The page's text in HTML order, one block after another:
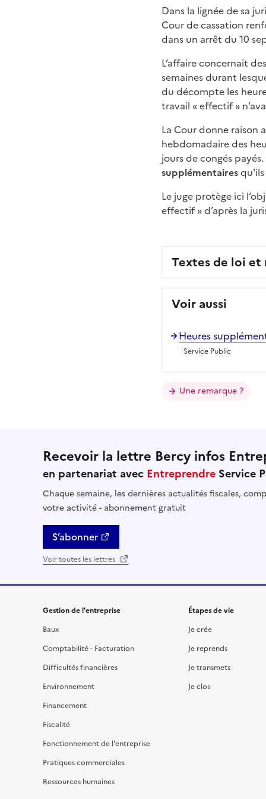
Dans la lignée de sa
Cour de cassation
dans un arrêt du 10
L’affaire concernait
semaines durant
du décompte les
travail « effectif »
La Cour donne raison
hebdomadaire des
jours de congés
supplémentaires
Le juge protège ici
effectif » d’après la
Textes de loi et
Voir aussi
Heures
Service Public
Une remarque ?
Recevoir la lettre Bercy infos
en partenariat avec Entreprendre Service
Chaque semaine, les dernières actualités fiscales,
votre activité - abonnement gratuit
S’abonner
Voir toutes les lettres
Gestion de l'entreprise
Baux
Comptabilité - Facturation
Difficultés financières
Environnement
Financement
Fiscalité
Fonctionnement de l'entreprise
Pratiques commerciales
Ressources humaines
Étapes de vie
Je crée
Je reprends
Je transmets
Je clos